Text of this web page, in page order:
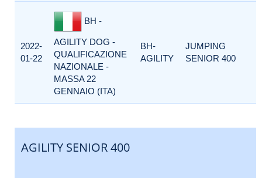
2022-
01-22
BH -
AGILITY DOG -
QUALIFICAZIONE
NAZIONALE -
MASSA 22
GENNAIO (ITA)
BH-
AGILITY
JUMPING
SENIOR 400
AGILITY SENIOR 400